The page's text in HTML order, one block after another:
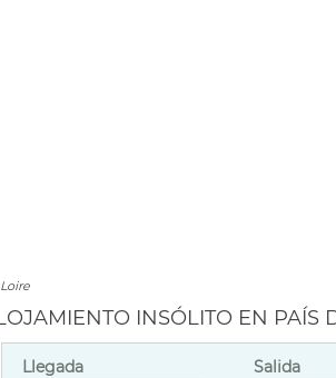
INSÓLITO EN PAÍS
Llegada Salida